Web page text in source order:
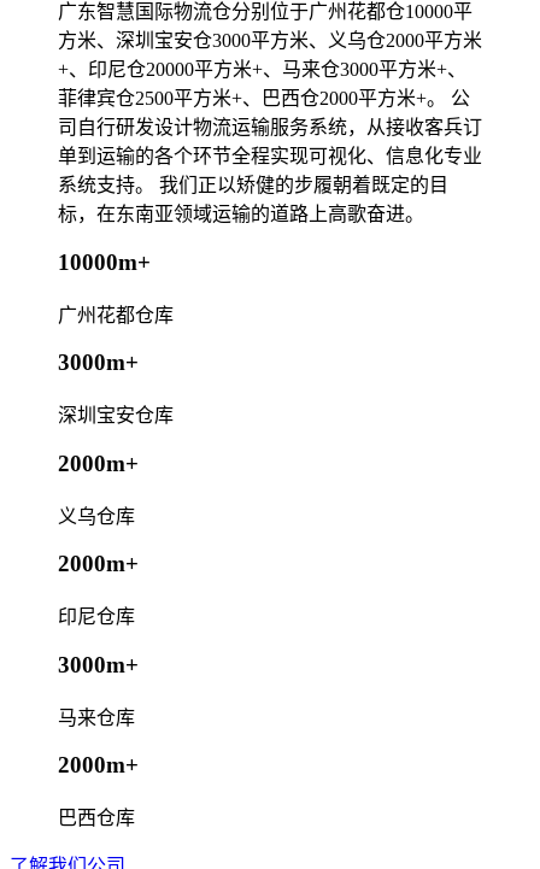
广东智慧国际物流仓分别位于广州花都仓10000平
方米、深圳宝安仓3000平方米、义乌仓2000平方米
+、印尼仓20000平方米+、马来仓3000平方米+、
菲律宾仓2500平方米+、巴西仓2000平方米+。 公
司自行研发设计物流运输服务系统，从接收客兵订
单到运输的各个环节全程实现可视化、信息化专业
系统支持。 我们正以矫健的步履朝着既定的目
标，在东南亚领域运输的道路上高歌奋进。
10000m+
广州花都仓库
3000m+
深圳宝安仓库
2000m+
义乌仓库
2000m+
印尼仓库
3000m+
马来仓库
2000m+
巴西仓库